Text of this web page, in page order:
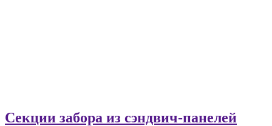
Секции забора из сэндвич-панелей